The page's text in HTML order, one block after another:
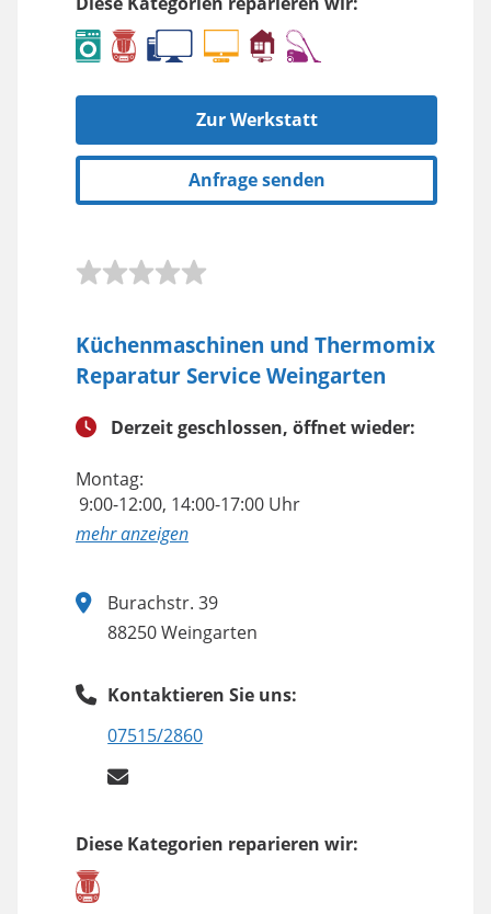
Zur Werkstatt
Anfrage senden
Küchenmaschinen und Thermomix
Reparatur Service Weingarten
Derzeit geschlossen, öffnet wieder:
Montag:
9:00-12:00, 14:00-17:00 Uhr
anzeigen
Burachstr. 39
88250 Weingarten
Kontaktieren Sie uns:
07515/2860
Diese Kategorien reparieren wir: